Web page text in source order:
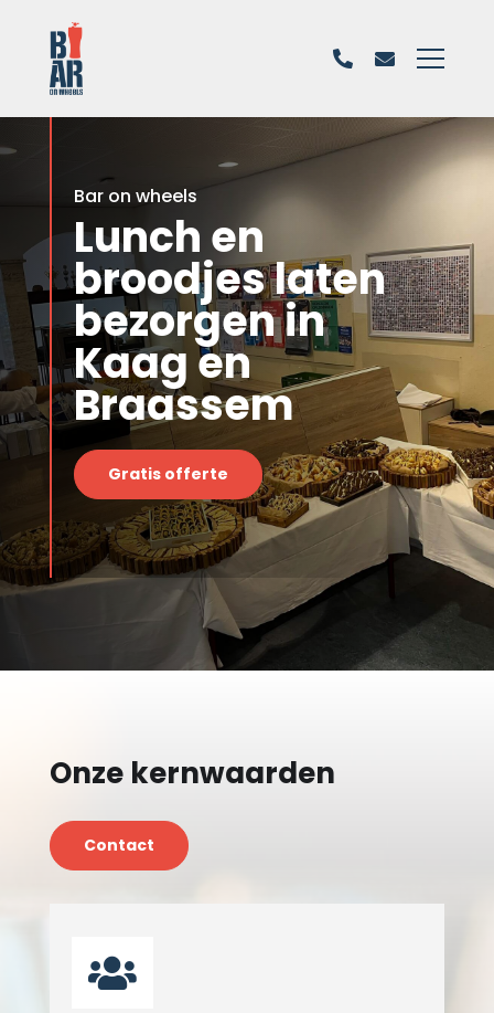
Bar on wheels
Lunch en
broodjes laten
bezorgen in
Kaag en
Braassem
Gratis offerte
Onze kernwaarden
Contact
